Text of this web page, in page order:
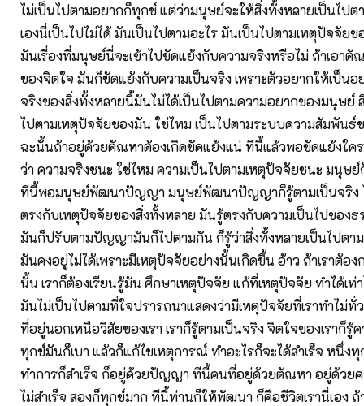
ไม่เป็นไปตามอยากก็ทุกข์ แต่ว่ามนุษย์จะให้สิ่งทั้งหลายเป็นไปต
เองนี่เป็นไปไม่ได้ มันเป็นไปตามอะไร มันเป็นไปตามเหตุปัจจั
มันเรื่องที่มนุษย์นี่จะเข้าไปขัดแย้งกับความจริงหรือไม่ ถ้าเอาตั
ของจิตใจ มันก็ขัดแย้งกับความเป็นจริง เพราะตัวอยากให้เป็นอ
จริงของสิ่งทั้งหลายนี้มันไม่ได้เป็นไปตามความอยากของมนุษย์
ไปตามเหตุปัจจัยของมัน ใช่ไหม เป็นไปตามระบบความสัมพันธ์
ฉะนั้นถ้าอยู่ด้วยตัณหาต้องเกิดขัดแย้งแน่ ทีนี้แล้วพอขัดแย้งใค
ว่า ความจริงชนะ ใช่ไหม ความเป็นไปตามเหตุปัจจัยชนะ มนุษ
ทีนี้พอมนุษย์พัฒนาปัญญา มนุษย์พัฒนาปัญญาก็รู้ตามเป็นจริง
ตรงกับเหตุปัจจัยของสิ่งทั้งหลาย มันรู้ตรงกับความเป็นไปของ
มันก็ปรับตามปัญญามันก็ไปตามกัน ก็รู้ว่าสิ่งทั้งหลายเป็นไปตา
มันคงอยู่ไม่ได้เพราะมีเหตุปัจจัยอย่างนั้นเกิดขึ้น อ้าว ถ้าเราต้อง
นั้น เราก็ต้องเรียนรู้มัน ศึกษาเหตุปัจจัย แก้ที่เหตุปัจจัย ทำได้เท่
มันไม่เป็นไปตามที่ใจปรารถนาแสดงว่ามีเหตุปัจจัยที่เราทำไม่
ที่อยู่นอกเหนือวิสัยของเรา เราก็รู้ตามเป็นจริง จิตใจของเราก็รู้
ทุกข์มันก็เบา แล้วก็แก้ไขเหตุการณ์ ทำอะไรก็จะได้สำเร็จ หนึ่ง
ทำการก็สำเร็จ ก็อยู่ด้วยปัญญา ทีนี้คนที่อยู่ด้วยตัณหา อยู่ด้วย
ไม่สำเร็จ สองก็ทุกข์มาก ทีนี้ท่านก็ให้พัฒนา ก็คือชีวิตเรานี่เอง